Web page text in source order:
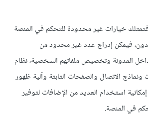
خيارات غير محدودة للتحكم في المنصة
فيمكن إدراج عدد غير محدود من
المدونة وتخصيص ملفاتهم الشخصية، نظام
الاتصال والصفحات الثابتة وآلية ظهور
استخدام العديد من الإضافات لتوفير
في المنصة.